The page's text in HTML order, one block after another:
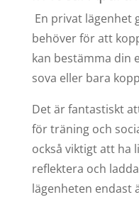
En privat lägenhet
behöver för att
kan bestämma din
sova eller bara
Det är fantastiskt
för träning och
också viktigt att ha
reflektera och
lägenheten endast